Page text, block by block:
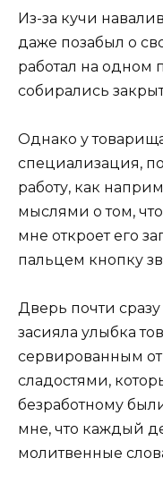
Из-за кучи
даже позабыл о
работал на одном
собирались
Однако у
специализация,
работу, как
мыслями о том,
мне откроет его
пальцем кнопку
Дверь почти
засияла улыбка
сервированным
сладостями,
безработному
мне, что каждый
молитвенные